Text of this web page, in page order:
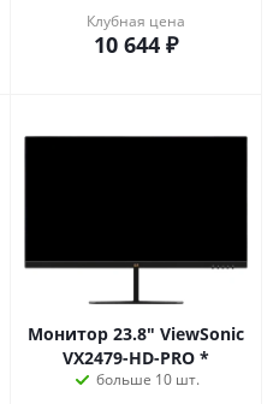
Клубная цена
10 644 ₽
Монитор 23.8" ViewSonic
VX2479-HD-PRO *
больше 10 шт.